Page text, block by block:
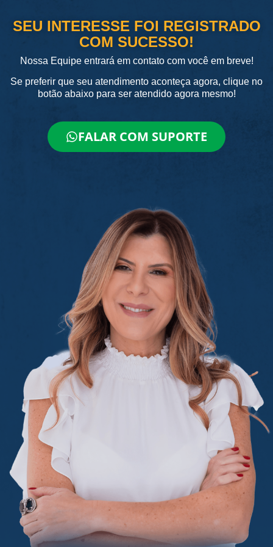
SEU INTERESSE FOI REGISTRADO
COM SUCESSO!
Nossa Equipe entrará em contato com você em breve!
Se preferir que seu atendimento aconteça agora, clique no
botão abaixo para ser atendido agora mesmo!
FALAR COM SUPORTE